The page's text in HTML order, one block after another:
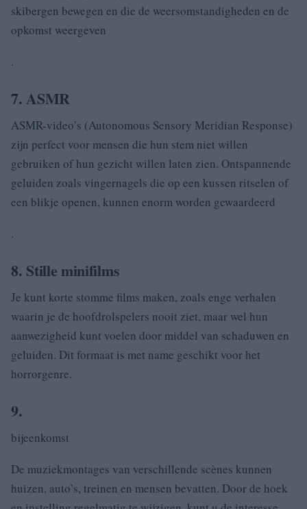
skibergen bewegen en die de weersomstandigheden en de
opkomst weergeven
.
7. ASMR
ASMR-video’s (Autonomous Sensory Meridian Response)
zijn perfect voor mensen die hun stem niet willen
gebruiken of hun gezicht willen laten zien. Ontspannende
geluiden zoals vingernagels die op een kussen ritselen of
een blikje openen, kunnen enorm worden gewaardeerd
.
8. Stille minifilms
Je kunt korte stomme films maken, zoals enge verhalen
waarin je de hoofdrolspelers nooit ziet, maar wel hun
aanwezigheid kunt voelen door middel van schaduwen en
geluiden. Dit formaat is met name geschikt voor het
horrorgenre.
9.
bijeenkomst
De muziekmontages van verschillende scènes kunnen
huizen, auto’s, treinen en mensen bevatten. Door de hoek